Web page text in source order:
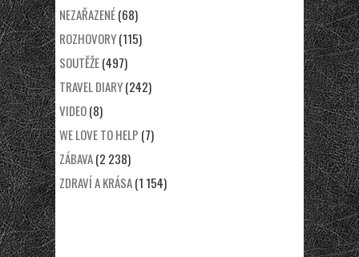
NEZAŘAZENÉ(68)
ROZHOVORY(115)
SOUTĚŽE(497)
TRAVEL DIARY(242)
VIDEO(8)
WE LOVE TO HELP (7)
ZÁBAVA(2 238)
ZDRAVÍ A KRÁSA(1 154)